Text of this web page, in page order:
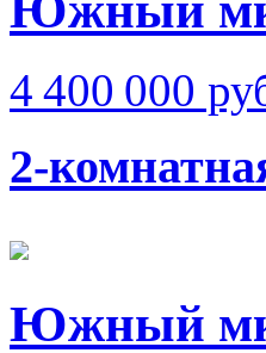
4 400 000
2-
Южный